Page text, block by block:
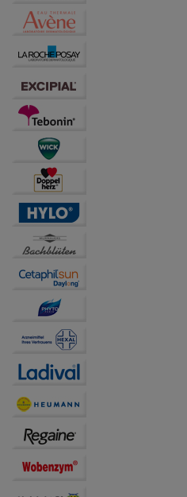
lassen sich
Weise der Nutzung
mit deren Hilfe wir unsere
können, den Inhalt
die Werbung auf
für Sie zu gestalten.
hierfür teilweise an
soziale Medien